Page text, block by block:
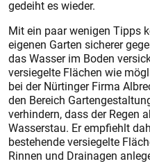
gedeiht es wieder.
Mit ein paar wenigen Tipps
eigenen Garten sicherer
das Wasser im Boden
versiegelte Flächen wie
bei der Nürtinger Firma
den Bereich
verhindern, dass der Regen
Wasserstau. Er empfiehlt
bestehende versiegelte
Rinnen und Drainagen